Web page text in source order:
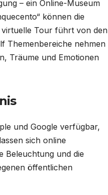
– ein Online-Museum
können die
virtuelle Tour führt von den
Themenbereiche nehmen
Träume und Emotionen
und Google verfügbar,
sich online
Beleuchtung und die
öffentlichen